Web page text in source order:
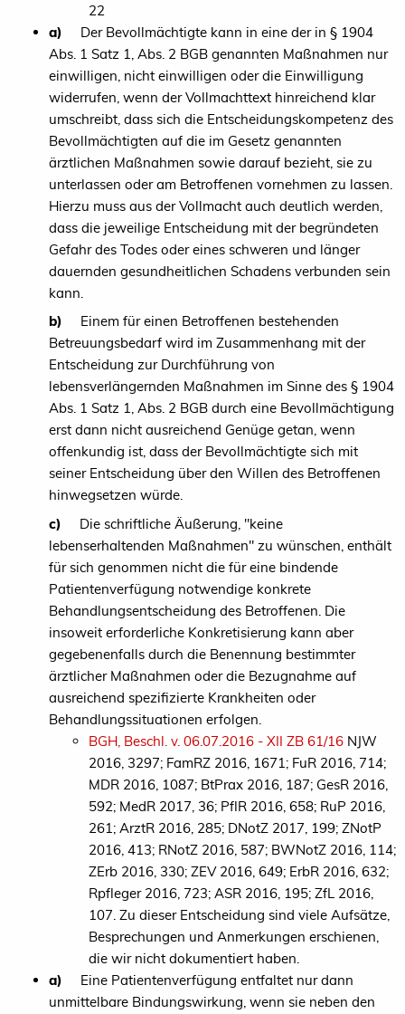
22
a)
Der Bevollmächtigte kann in eine der in § 1904
Abs. 1 Satz 1, Abs. 2 BGB genannten Maßnahmen nur
einwilligen, nicht einwilligen oder die Einwilligung
widerrufen, wenn der Vollmachttext hinreichend klar
umschreibt, dass sich die Entscheidungskompetenz des
Bevollmächtigten auf die im Gesetz genannten
ärztlichen Maßnahmen sowie darauf bezieht, sie zu
unterlassen oder am Betroffenen vornehmen zu lassen.
Hierzu muss aus der Vollmacht auch deutlich werden,
dass die jeweilige Entscheidung mit der begründeten
Gefahr des Todes oder eines schweren und länger
dauernden gesundheitlichen Schadens verbunden sein
kann.
b) Einem für einen Betroffenen bestehenden
Betreuungsbedarf wird im Zusammenhang mit der
Entscheidung zur Durchführung von
lebensverlängernden Maßnahmen im Sinne des § 1904
Abs. 1 Satz 1, Abs. 2 BGB durch eine Bevollmächtigung
erst dann nicht ausreichend Genüge getan, wenn
offenkundig ist, dass der Bevollmächtigte sich mit
seiner Entscheidung über den Willen des Betroffenen
hinwegsetzen würde.
c) Die schriftliche Äußerung, "keine
lebenserhaltenden Maßnahmen" zu wünschen, enthält
für sich genommen nicht die für eine bindende
Patientenverfügung notwendige konkrete
Behandlungsentscheidung des Betroffenen. Die
insoweit erforderliche Konkretisierung kann aber
gegebenenfalls durch die Benennung bestimmter
ärztlicher Maßnahmen oder die Bezugnahme auf
ausreichend spezifizierte Krankheiten oder
Behandlungssituationen erfolgen.
BGH, Beschl. v. 06.07.2016 - XII ZB 61/16 NJW
2016, 3297; FamRZ 2016, 1671; FuR 2016, 714;
MDR 2016, 1087; BtPrax 2016, 187; GesR 2016,
592; MedR 2017, 36; PflR 2016, 658; RuP 2016,
261; ArztR 2016, 285; DNotZ 2017, 199; ZNotP
2016, 413; RNotZ 2016, 587; BWNotZ 2016, 114;
ZErb 2016, 330; ZEV 2016, 649; ErbR 2016, 632;
Rpfleger 2016, 723; ASR 2016, 195; ZfL 2016,
107. Zu dieser Entscheidung sind viele Aufsätze,
Besprechungen und Anmerkungen erschienen,
die wir nicht dokumentiert haben.
a) Eine Patientenverfügung entfaltet nur dann
unmittelbare Bindungswirkung, wenn sie neben den